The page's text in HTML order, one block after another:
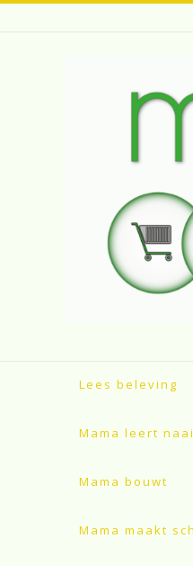
Spring
Lees beleving
Mama leert
Mama bouwt
Mama maakt